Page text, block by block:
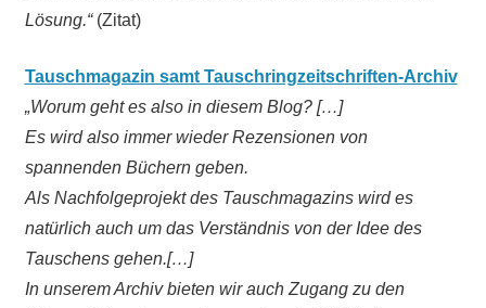
Lösung.“(Zitat)
Tauschmagazin samt Tauschringzeitschriften-Archiv
„Worum geht es also in diesem Blog? […]
Es wird also immer wieder Rezensionen von
spannenden Büchern geben.
Als Nachfolgeprojekt des Tauschmagazins wird es
natürlich auch um das Verständnis von der Idee des
Tauschens gehen.[…]
In unserem Archiv bieten wir auch Zugang zu den